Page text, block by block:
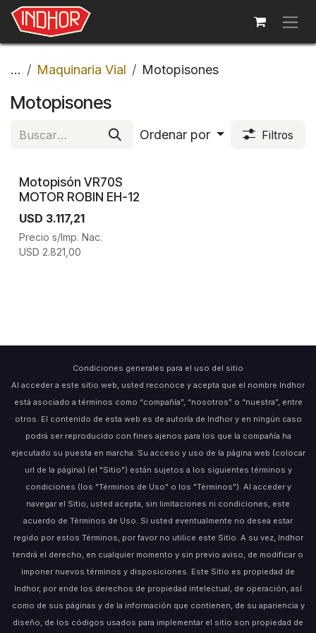
Ir al contenido
... Maquinaria Vial Motopisones
Motopisones
Ordenar por Filtros
Motopisón VR70S
MOTOR ROBIN EH-12
USD 3.117,21
Precio s/Imp. Nac.
USD 2.821,00
Condiciones generales para el uso del sitio
Al acceder a este sitio web, usted reconoce y acepta que el nombre Indhor
está asociado a términos como “compañía”, “nosotros” o “nuestra”, entre
otros. El contenido de esta web es de autoría de Indhor y en ningún caso
podrá ser reproducido con fines ajenos para los que la compañía ha
ejecutado su puesta en marcha. Su acceso y uso de la página web (colocar
url de la página) (el "Sitio") están sujetos a los siguientes términos y
condiciones (los "Términos de Uso" o los "Términos"). Al acceder y
navegar el Sitio, usted acepta, sin limitaciones ni condiciones, este
acuerdo de Términos de Uso. Si usted eventualmente no desea estar
regido por estos Términos, por favor no utilice este Sitio. A su vez, Indhor
tendrá el derecho, en cualquier momento y sin previo aviso, de modificar o
imponer nuevos términos y disposiciones. Este Sitio es propiedad de
Indhor, por ende los derechos de propiedad intelectual, de operación, así
como de sus páginas y de la información que contienen, de su apariencia y
diseño, de los códigos usados para implementar el sitio son propiedad de